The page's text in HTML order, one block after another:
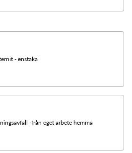
- enstaka
-från eget arbete hemma